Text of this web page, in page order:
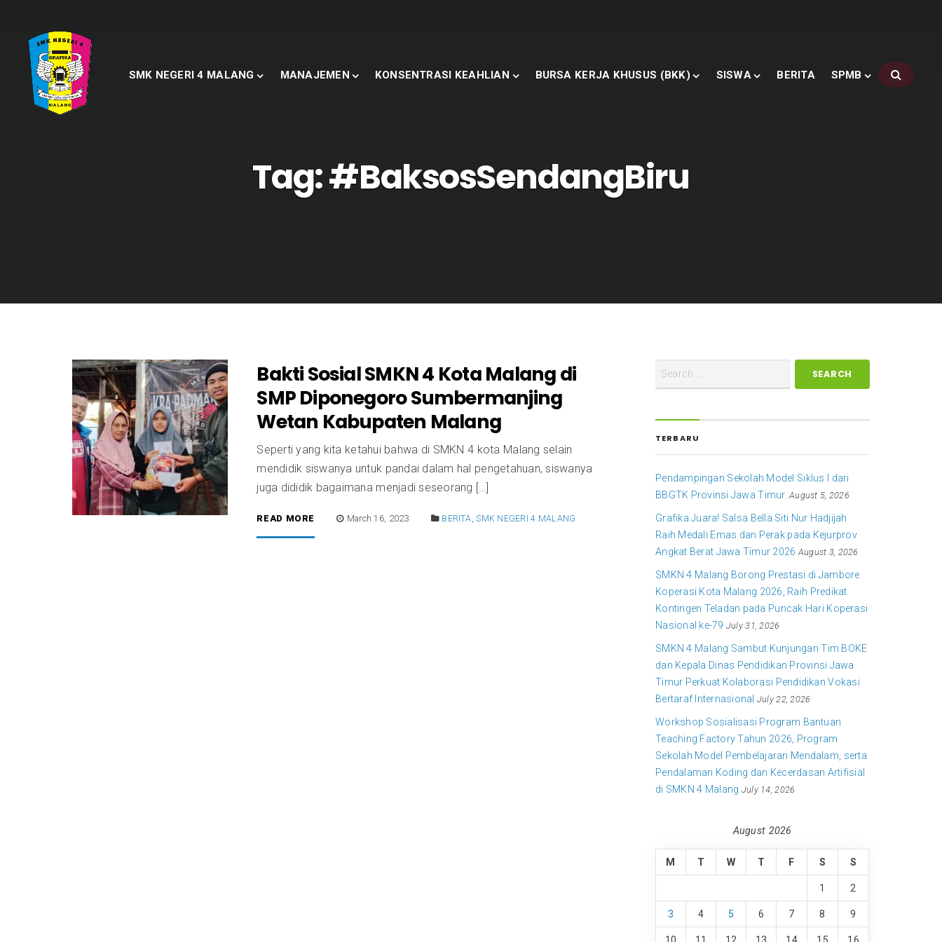
SMK NEGERI 4 MALANG MANAJEMEN KONSENTRASI KEAHLIAN BURSA KERJA KHUSUS (BKK) SISWA BERITA SPMB
Tag:#BaksosSendangBiru
Bakti Sosial SMKN 4 Kota Malang di
SMP Diponegoro Sumbermanjing
Wetan Kabupaten Malang
Seperti yang kita ketahui bahwa di SMKN 4 kota Malang selain
mendidik siswanya untuk pandai dalam hal pengetahuan, siswanya
juga dididik bagaimana menjadi seseorang […]
READ MORE March 16, 2023 BERITA ,SMK NEGERI 4 MALANG
TERBARU
Pendampingan Sekolah Model Siklus I dari
BBGTK Provinsi Jawa Timur. August 5, 2026
Grafika Juara! Salsa Bella Siti Nur Hadjijah
Raih Medali Emas dan Perak pada Kejurprov
Angkat Berat Jawa Timur 2026 August 3, 2026
SMKN 4 Malang Borong Prestasi di Jambore
Koperasi Kota Malang 2026, Raih Predikat
Kontingen Teladan pada Puncak Hari Koperasi
Nasional ke-79 July 31, 2026
SMKN 4 Malang Sambut Kunjungan Tim BOKE
dan Kepala Dinas Pendidikan Provinsi Jawa
Timur Perkuat Kolaborasi Pendidikan Vokasi
Bertaraf Internasional July 22, 2026
Workshop Sosialisasi Program Bantuan
Teaching Factory Tahun 2026, Program
Sekolah Model Pembelajaran Mendalam, serta
Pendalaman Koding dan Kecerdasan Artifisial
di SMKN 4 Malang July 14, 2026
August 2026
M T W T F S S
1 2
3 4 5 6 7 8 9